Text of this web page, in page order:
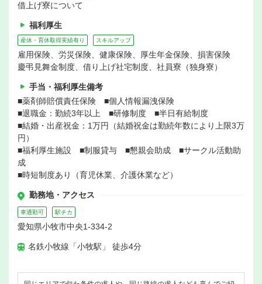
借上げ寮について
福利厚生
産休・育休取得実績有り スキルアップ
雇用保険、労災保険、健康保険、厚生年金保険、損害保険
慶弔見舞金制度、借り上げ社宅制度、社員寮（独身寮）
手当・福利厚生備考
■薬剤師賠償責任保険 ■個人情報漏洩保険
■退職金：勤続3年以上 ■研修制度 ■半日有給制度
■結婚・出産祝金：1万円（結婚祝金は勤続年数により上限3万
円）
■福利厚生施設 ■制服貸与 ■懇親会助成 ■サークル活動助
成
■時短制度あり（育児休業、介護休業など）
勤務地・アクセス
車通勤可 駅チカ
愛知県小牧市中央1-334-2
名鉄小牧線「小牧駅」 徒歩4分